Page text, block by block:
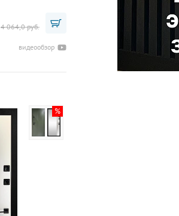
4 064,0 руб.
видеообзор